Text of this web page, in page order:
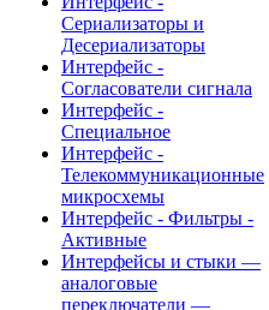
Сериализаторы и
Десериализаторы
Интерфейс -
Согласователи сигнала
Интерфейс -
Специальное
Интерфейс -
Телекоммуникационные
микросхемы
Интерфейс - Фильтры -
Активные
Интерфейсы и стыки —
аналоговые
переключатели —